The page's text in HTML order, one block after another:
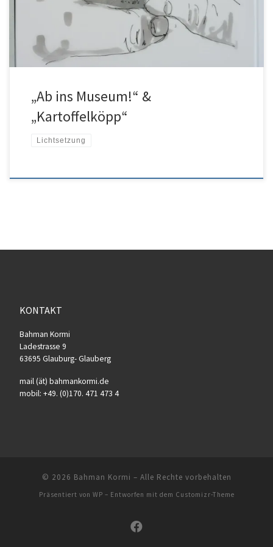
In meinem Demo in kurzen Ausschnitten zu sehen. Mehr auf
„Ab ins Museum!“ &
„Kartoffelköpp“
Lichtsetzung
KONTAKT
Bahman Kormi
Ladestrasse 9
63695 Glauburg- Glauberg
mail (ät) bahmankormi.de
mobil: +49. (0)170. 471 473 4
© 2026 Bahman Kormi – Alle Rechte vorbehalten
Präsentiert von WP – Entworfen mit dem Customizr-Theme